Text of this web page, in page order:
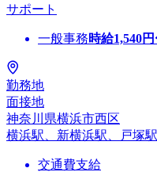
サポート
一般事務時給1,540
勤務地
面接地
神奈川県横浜市西区
横浜駅、新横浜駅、戸塚駅
交通費支給